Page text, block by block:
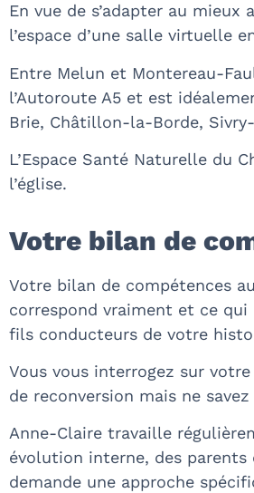
En vue de s’adapter au
l’espace d’une salle virtuelle
Entre Melun et Montereau-
l’Autoroute A5 et est
Brie, Châtillon-la-Borde,
L’Espace Santé Naturelle du
l’église.
Votre bilan de
Votre bilan de compétences
correspond vraiment et ce
fils conducteurs de votre
Vous vous interrogez sur
de reconversion mais ne
Anne-Claire travaille
évolution interne, des
demande une approche